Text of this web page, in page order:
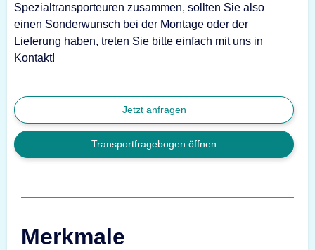
Spezialtransporteuren zusammen, sollten Sie also
einen Sonderwunsch bei der Montage oder der
Lieferung haben, treten Sie bitte einfach mit uns in
Kontakt!
Jetzt anfragen
Transportfragebogen öffnen
Merkmale